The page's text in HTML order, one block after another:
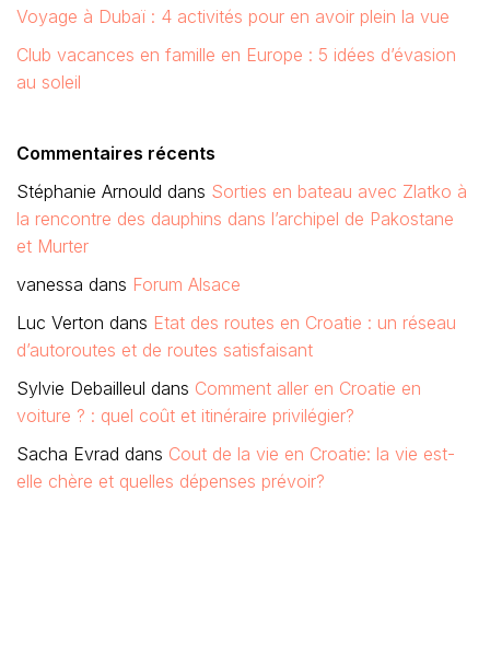
Voyage à Dubaï : 4 activités pour en avoir plein la vue
Club vacances en famille en Europe : 5 idées d’évasion
au soleil
Commentaires récents
Stéphanie Arnould dans Sorties en bateau avec Zlatko à
la rencontre des dauphins dans l’archipel de Pakostane
et Murter
vanessa dans Forum Alsace
Luc Verton dans Etat des routes en Croatie : un réseau
d’autoroutes et de routes satisfaisant
Sylvie Debailleul dans Comment aller en Croatie en
voiture ? : quel coût et itinéraire privilégier?
Sacha Evrad dans Cout de la vie en Croatie: la vie est-
elle chère et quelles dépenses prévoir?